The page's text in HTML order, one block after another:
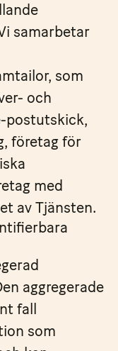
samarbetar
som
och
postutskick,
företag för
med
av Tjänsten.
aggregerade
fall
som